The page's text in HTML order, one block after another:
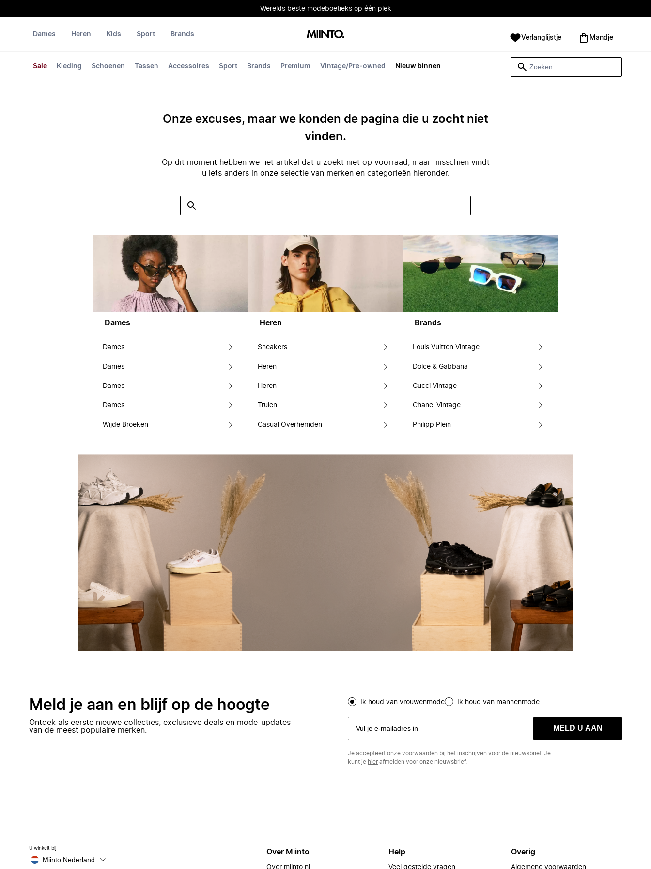
Werelds beste modeboetieks op één plek
Dames
Sale Kleding Schoenen Tassen Accessoires Sport Brands Premium Vintage/Pre-owned Nieuw binnen
Heren Kids Sport Brands Verlanglijstje Mandje
Onze excuses, maar we konden de pagina die u zocht niet
vinden.
Op dit moment hebben we het artikel dat u zoekt niet op voorraad, maar misschien vindt
u iets anders in onze selectie van merken en categorieën hieronder.
Dames
Dames
Dames
Dames
Dames
Wijde Broeken
Heren
Sneakers
Heren
Heren
Truien
Casual Overhemden
Brands
Louis Vuitton Vintage
Dolce & Gabbana
Gucci Vintage
Chanel Vintage
Philipp Plein
Meld je aan en blijf op de hoogte
Ontdek als eerste nieuwe collecties, exclusieve deals en mode-updates
van de meest populaire merken.
Ik houd van vrouwenmode Ik houd van mannenmode
MELD U AAN
Je accepteert onze voorwaarden bij het inschrijven voor de nieuwsbrief. Je
kunt je hierafmelden voor onze nieuwsbrief.
U winkelt bij
Miinto Nederland
Over Miinto
Over miinto.nl
Help
Veel gestelde vragen
Overig
Algemene voorwaarden